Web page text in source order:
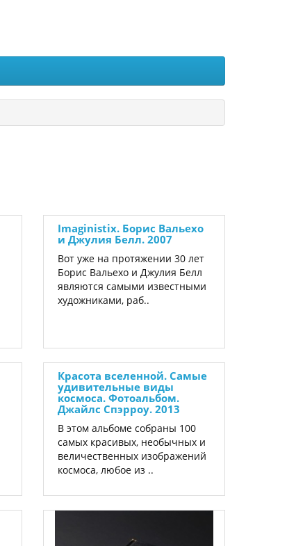
Imaginistix. Борис Вальехо
и Джулия Белл. 2007
Вот уже на протяжении 30 лет
Борис Вальехо и Джулия Белл
являются самыми известными
художниками, раб..
Красота вселенной. Самые
удивительные виды
космоса. Фотоальбом.
Джайлс Спэрроу. 2013
В этом альбоме собраны 100
самых красивых, необычных и
величественных изображений
космоса, любое из ..